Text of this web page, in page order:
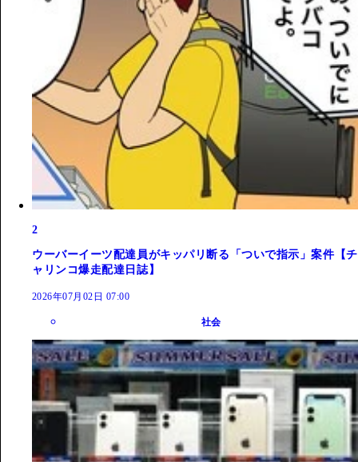
2
ウーバーイーツ配達員がキッパリ断る「ついで指示」案件【チ
ャリンコ爆走配達日誌】
2026年07月02日 07:00
社会